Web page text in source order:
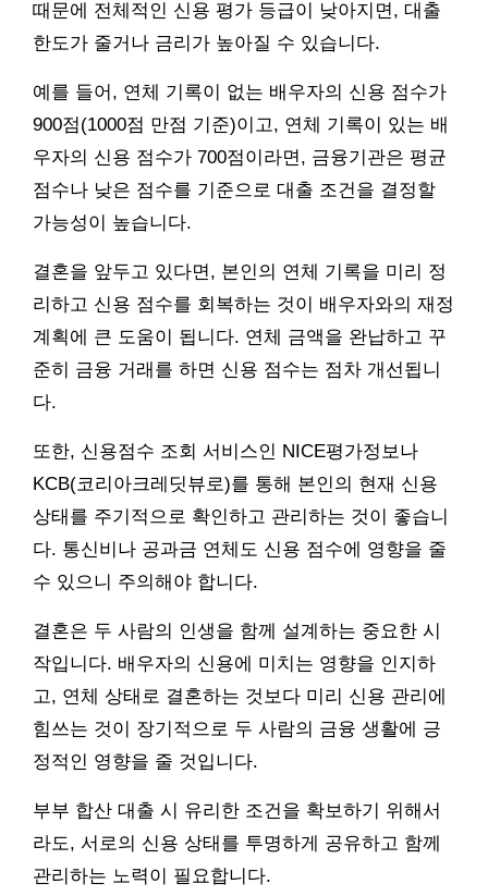
때문에 전체적인 신용 평가 등급이 낮아지면, 대출
한도가 줄거나 금리가 높아질 수 있습니다.
예를 들어, 연체 기록이 없는 배우자의 신용 점수가
900점(1000점 만점 기준)이고, 연체 기록이 있는 배
우자의 신용 점수가 700점이라면, 금융기관은 평균
점수나 낮은 점수를 기준으로 대출 조건을 결정할
가능성이 높습니다.
결혼을 앞두고 있다면, 본인의 연체 기록을 미리 정
리하고 신용 점수를 회복하는 것이 배우자와의 재정
계획에 큰 도움이 됩니다. 연체 금액을 완납하고 꾸
준히 금융 거래를 하면 신용 점수는 점차 개선됩니
다.
또한, 신용점수 조회 서비스인 NICE평가정보나
KCB(코리아크레딧뷰로)를 통해 본인의 현재 신용
상태를 주기적으로 확인하고 관리하는 것이 좋습니
다. 통신비나 공과금 연체도 신용 점수에 영향을 줄
수 있으니 주의해야 합니다.
결혼은 두 사람의 인생을 함께 설계하는 중요한 시
작입니다. 배우자의 신용에 미치는 영향을 인지하
고, 연체 상태로 결혼하는 것보다 미리 신용 관리에
힘쓰는 것이 장기적으로 두 사람의 금융 생활에 긍
정적인 영향을 줄 것입니다.
부부 합산 대출 시 유리한 조건을 확보하기 위해서
라도, 서로의 신용 상태를 투명하게 공유하고 함께
관리하는 노력이 필요합니다.